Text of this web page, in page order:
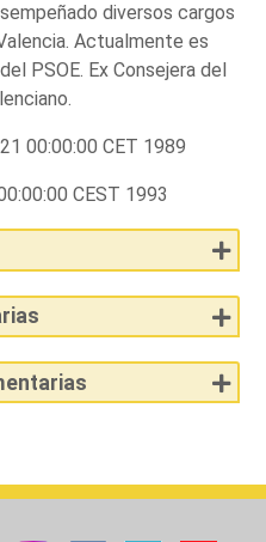
diversos cargos
Actualmente es
PSOE. Ex Consejera del
00:00:00 CET 1989
CEST 1993